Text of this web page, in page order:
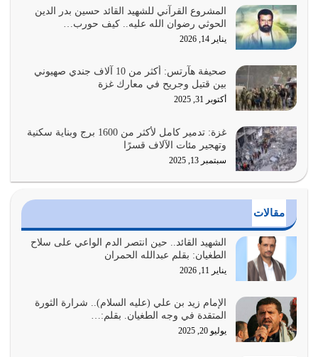
عندما يكون عدوك هو عدو الله معناه أن تكون نقاط الضعف
فيه كثيرة وسينصرك الله عليه إذا…
يوليو 26, 2026
أراد الله لهذه الأمة ان تكون خير امة أخرجت للناس بالنهوض
بالأمر بالمعروف والنهي عن…
يوليو 25, 2026
الدين الذي شرعه الله لا يجوز أن يخضع لآرائنا وأهوائنا
أي أمة تتفرق في الدين وتتفرق في كيانها معناه أنها أصبحت
أمة عاجزة عن النهوض…
يوليو 23, 2026
بحبل الله جميعاً وليس كل…
يوليو 22, 2026
المشروع القرآني للشهيد القائد حسين بدر الدين
الحوثي رضوان الله عليه.. كيف حورب…
يناير 14, 2026
صحيفة هآرتس: أكثر من 10 آلاف جندي صهيوني
بين قتيل وجريح في معارك غزة
أكتوبر 31, 2025
غزة: تدمير كامل لأكثر من 1600 برج وبناية سكنية
وتهجير مئات الآلاف قسرًا
سبتمبر 13, 2025
مقالات
الشهيد القائد.. حين انتصر الدم الواعي على سلاح
الطغيان: بقلم عبدالله الحمران
يناير 11, 2026
الإمام زيد بن علي (عليه السلام).. شرارة الثورة
المتقدة في وجه الطغيان. بقلم:…
يوليو 20, 2025